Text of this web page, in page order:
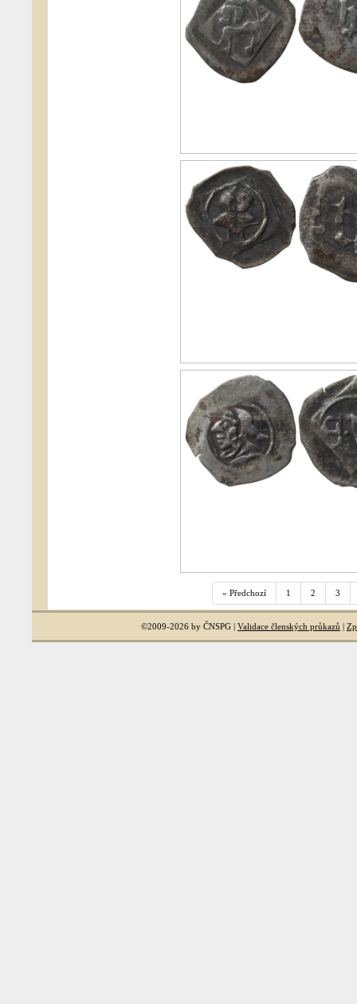
« Předchozí 1 2 3
©2009-2026 by ČNSPG | Validace členských průkazů